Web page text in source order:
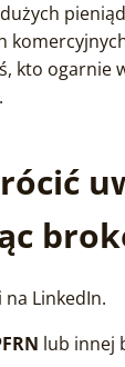
kto ogarnie
na LinkedIn.
lub innej